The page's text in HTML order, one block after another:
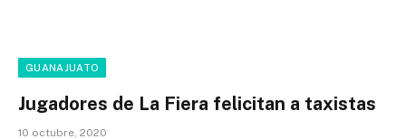
GUANAJUATO
Jugadores de La Fiera felicitan a taxistas
10 octubre, 2020